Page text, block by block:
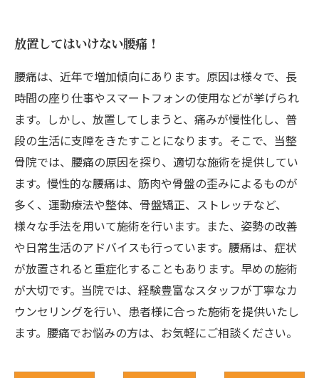
放置してはいけない腰痛！
腰痛は、近年で増加傾向にあります。原因は様々で、長
時間の座り仕事やスマートフォンの使用などが挙げられ
ます。しかし、放置してしまうと、痛みが慢性化し、普
段の生活に支障をきたすことになります。そこで、当整
骨院では、腰痛の原因を探り、適切な施術を提供してい
ます。慢性的な腰痛は、筋肉や骨盤の歪みによるものが
多く、運動療法や整体、骨盤矯正、ストレッチなど、
様々な手法を用いて施術を行います。また、姿勢の改善
や日常生活のアドバイスも行っています。腰痛は、症状
が放置されると重症化することもあります。早めの施術
が大切です。当院では、経験豊富なスタッフが丁寧なカ
ウンセリングを行い、患者様に合った施術を提供いたし
ます。腰痛でお悩みの方は、お気軽にご相談ください。